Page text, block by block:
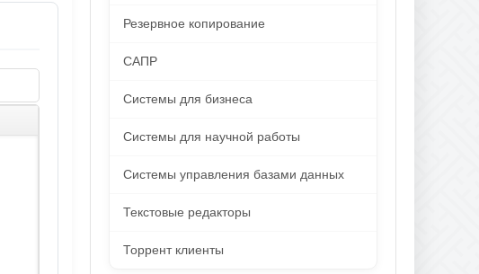
Резервное копирование
САПР
Системы для бизнеса
Системы для научной работы
Системы управления базами данных
Текстовые редакторы
Торрент клиенты